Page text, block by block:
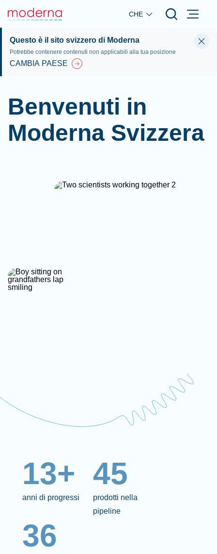
Skip to main content
CHE
Questo è il sito svizzero di Moderna
Potrebbe contenere contenuti non applicabili alla tua posizione
CAMBIA PAESE
Benvenuti in
Moderna Svizzera
13+
anni di progressi
45
prodotti nella
pipeline
36